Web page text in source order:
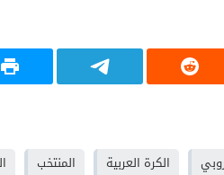
الكرة العربية المنتخب